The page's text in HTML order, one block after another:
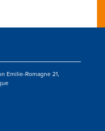
Emilie-Romagne 21,